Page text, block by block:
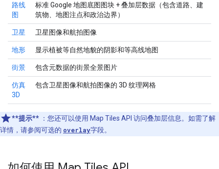
路线
图
标准 Google 地图底图图块 + 叠加层数据（包含道路、建
筑物、地图注点和政治边界）
卫星 卫星图像和航拍图像
地形 显示植被等自然地貌的阴影和等高线地图
街景 包含元数据的街景全景图片
仿真
3D
包含卫星图像和航拍图像的 3D 纹理网格
**提示** ：您还可以使用 Map Tiles API 访问叠加层信息。如需了解
详情，请参阅可选的 overlay字段。